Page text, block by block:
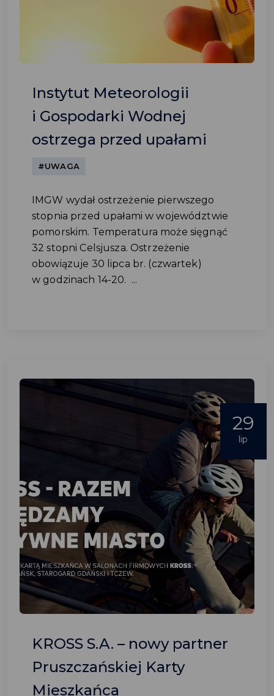
Instytut Meteorologii
i Gospodarki Wodnej
ostrzega przed upałami
#UWAGA
IMGW wydał ostrzeżenie pierwszego
stopnia przed upałami w województwie
pomorskim. Temperatura może sięgnąć
32 stopni Celsjusza. Ostrzeżenie
obowiązuje 30 lipca br. (czwartek)
w godzinach 14-20. ...
29
lip
KROSS S.A. – nowy partner
Pruszczańskiej Karty
Mieszkańca